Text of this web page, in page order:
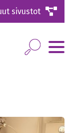
sivustot